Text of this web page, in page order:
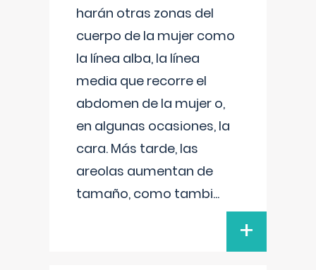
harán otras zonas del
cuerpo de la mujer como
la línea alba, la línea
media que recorre el
abdomen de la mujer o,
en algunas ocasiones, la
cara. Más tarde, las
areolas aumentan de
tamaño, como tambi...
+